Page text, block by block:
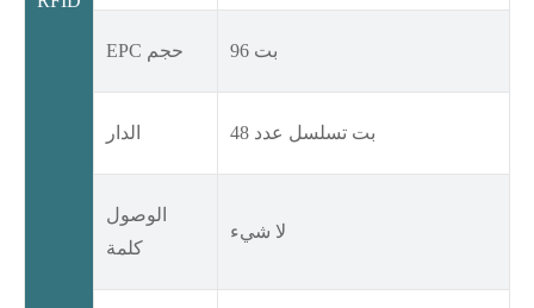
EPC حجم 96 بت
الدار 48 بت تسلسل عدد
الوصول
كلمة
لا شيء